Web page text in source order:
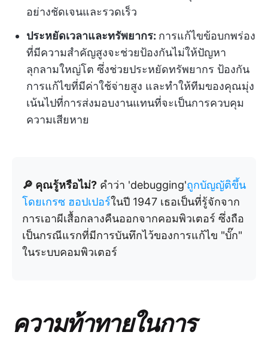
อย่างชัดเจนและรวดเร็ว
ประหยัดเวลาและทรัพยากร: การแก้ไขข้อบกพร่อง
ที่มีความสำคัญสูงจะช่วยป้องกันไม่ให้ปัญหา
ลุกลามใหญ่โต ซึ่งช่วยประหยัดทรัพยากร ป้องกัน
การแก้ไขที่มีค่าใช้จ่ายสูง และทำให้ทีมของคุณมุ่ง
เน้นไปที่การส่งมอบงานแทนที่จะเป็นการควบคุม
ความเสียหาย
🔎 คุณรู้หรือไม่? คำว่า 'debugging'ถูกบัญญัติขึ้น
โดยเกรซ ฮอปเปอร์ในปี 1947 เธอเป็นที่รู้จักจาก
การเอาผีเสื้อกลางคืนออกจากคอมพิวเตอร์ ซึ่งถือ
เป็นกรณีแรกที่มีการบันทึกไว้ของการแก้ไข "บั๊ก"
ในระบบคอมพิวเตอร์
ความท้าทายในการ